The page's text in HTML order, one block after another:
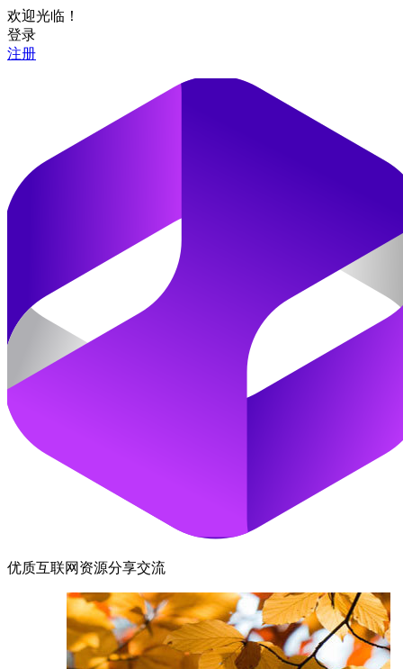
欢迎光临！
登录
注册
优质互联网资源分享交流